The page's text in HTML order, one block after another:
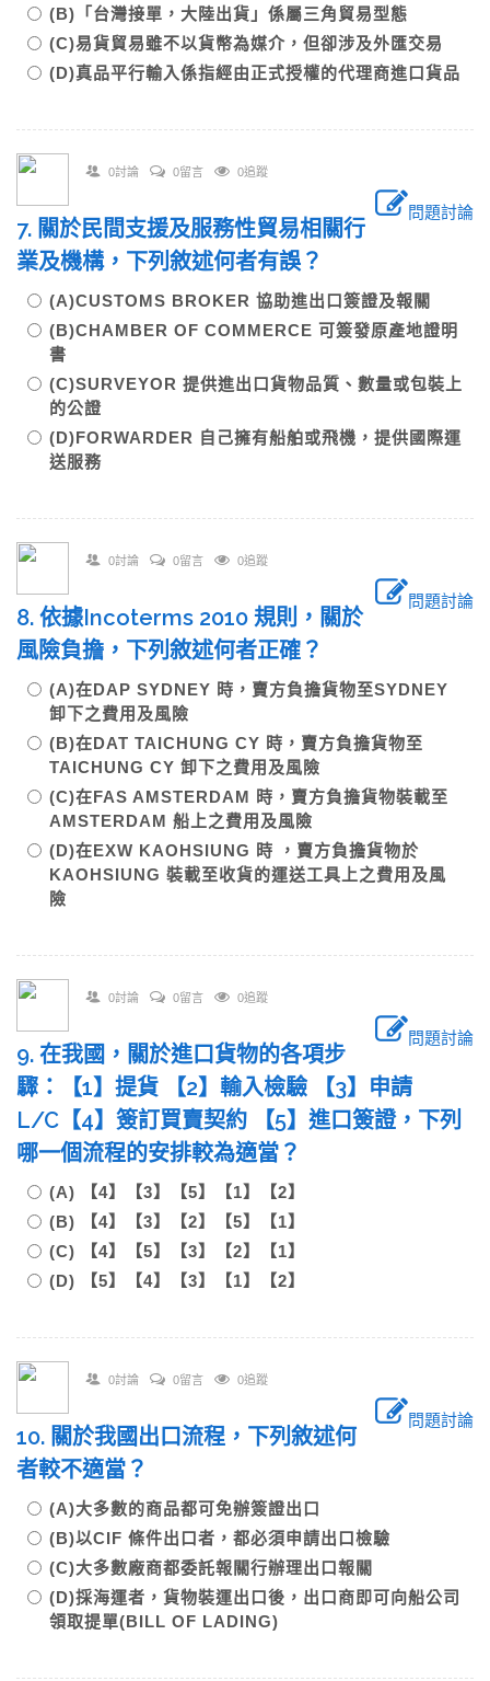
(B)「台灣接單，大陸出貨」係屬三角貿易型態
(C)易貨貿易雖不以貨幣為媒介，但卻涉及外匯交易
(D)真品平行輸入係指經由正式授權的代理商進口貨品
0討論 0留言 0追蹤
問題討論
7. 關於民間支援及服務性貿易相關行
業及機構，下列敘述何者有誤？
(A)CUSTOMS BROKER 協助進出口簽證及報關
(B)CHAMBER OF COMMERCE 可簽發原產地證明
書
(C)SURVEYOR 提供進出口貨物品質、數量或包裝上
的公證
(D)FORWARDER 自己擁有船舶或飛機，提供國際運
送服務
0討論 0留言 0追蹤
問題討論
8. 依據Incoterms 2010 規則，關於
風險負擔，下列敘述何者正確？
(A)在DAP SYDNEY 時，賣方負擔貨物至SYDNEY
卸下之費用及風險
(B)在DAT TAICHUNG CY 時，賣方負擔貨物至
TAICHUNG CY 卸下之費用及風險
(C)在FAS AMSTERDAM 時，賣方負擔貨物裝載至
AMSTERDAM 船上之費用及風險
(D)在EXW KAOHSIUNG 時 ，賣方負擔貨物於
KAOHSIUNG 裝載至收貨的運送工具上之費用及風
險
0討論 0留言 0追蹤
問題討論
9. 在我國，關於進口貨物的各項步
驟：【1】提貨 【2】輸入檢驗 【3】申請
L/C【4】簽訂買賣契約 【5】進口簽證，下列
哪一個流程的安排較為適當？
(A) 【4】【3】【5】【1】【2】
(B) 【4】【3】【2】【5】【1】
(C) 【4】【5】【3】【2】【1】
(D) 【5】【4】【3】【1】【2】
0討論 0留言 0追蹤
問題討論
10. 關於我國出口流程，下列敘述何
者較不適當？
(A)大多數的商品都可免辦簽證出口
(B)以CIF 條件出口者，都必須申請出口檢驗
(C)大多數廠商都委託報關行辦理出口報關
(D)採海運者，貨物裝運出口後，出口商即可向船公司
領取提單(BILL OF LADING)